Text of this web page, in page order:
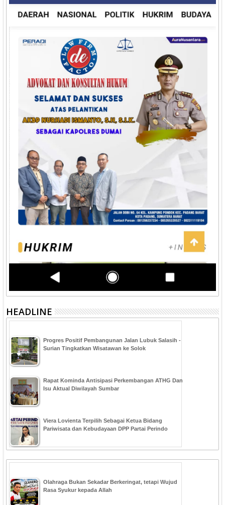
HEADLINE
Progres Positif Pembangunan Jalan Lubuk Salasih -
Surian Tingkatkan Wisatawan ke Solok
Rapat Kominda Antisipasi Perkembangan ATHG Dan
Isu Aktual Diwilayah Sumbar
Viera Lovienta Terpilih Sebagai Ketua Bidang
Pariwisata dan Kebudayaan DPP Partai Perindo
Olahraga Bukan Sekadar Berkeringat, tetapi Wujud
Rasa Syukur kepada Allah